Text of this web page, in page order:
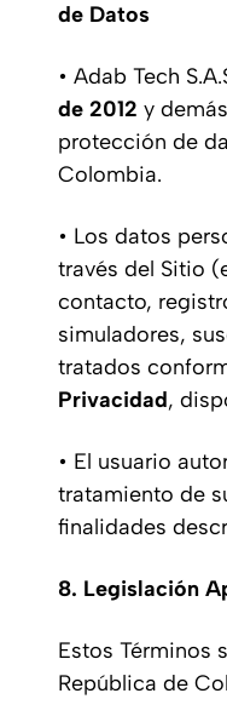
de Datos
• Adab Tech
de 2012 y
protección de
Colombia.
• Los datos
través del Sitio
contacto,
simuladores,
tratados
Privacidad,
• El usuario
tratamiento de
finalidades
8. Legislación
Estos Términos
República de